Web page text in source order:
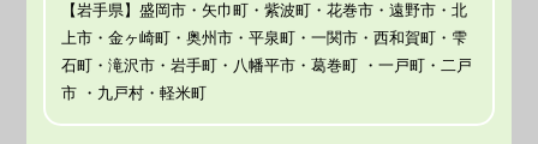
【岩手県】盛岡市・矢巾町・紫波町・花巻市・遠野市・北
上市・金ヶ崎町・奥州市・平泉町・一関市・西和賀町・雫
石町・滝沢市・岩手町・八幡平市・葛巻町 ・一戸町・二戸
市 ・九戸村・軽米町